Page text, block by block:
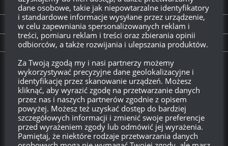
Operacje świąteczne 2018. Przewodnik
PREVIOUS STORY
Operacje Świąteczne 2018 – garaż i ozdoby
Twitch.tv - Zurugula
dane osobowe, takie jak niepowtarzalne identyfikatory
i standardowe informacje wysyłane przez urządzenie,
w celu zapewniania spersonalizowanych reklam i
treści, pomiaru reklam i treści oraz zbierania opinii
odbiorców, a także rozwijania i ulepszania produktów.
Za Twoją zgodą my i nasi partnerzy możemy
wykorzystywać precyzyjne dane geolokalizacyjne i
identyfikację przez skanowanie urządzeń. Możesz
kliknąć, aby wyrazić zgodę na przetwarzanie danych
przez nas i naszych partnerów zgodnie z opisem
powyżej. Możesz też uzyskać dostęp do bardziej
szczegółowych informacji i zmienić swoje preferencje
przed wyrażeniem zgody lub odmówić jej wyrażenia.
Pamiętaj, że niektóre rodzaje przetwarzania danych